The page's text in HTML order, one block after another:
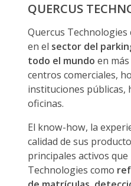
Quercus Technologies
en el
sector del parking
todo el mundo en más
centros comerciales,
instituciones públicas,
oficinas.
El know-how, la
calidad de sus
principales activos
Technologies como
de matrículas,
sistema de guiado